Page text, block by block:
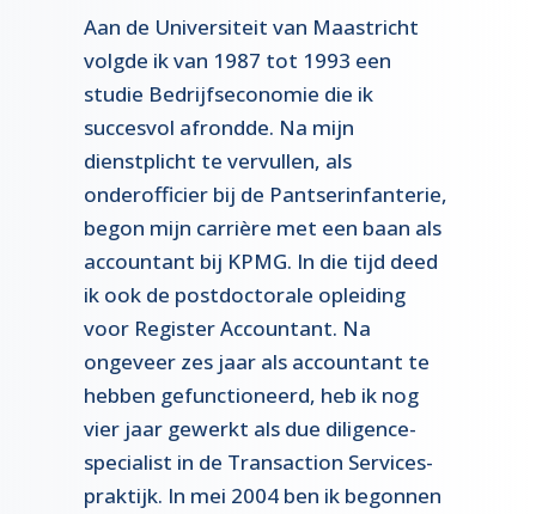
Aan de Universiteit van Maastricht
volgde ik van 1987 tot 1993 een
studie Bedrijfseconomie die ik
succesvol afrondde. Na mijn
dienstplicht te vervullen, als
onderofficier bij de Pantserinfanterie,
begon mijn carrière met een baan als
accountant bij KPMG. In die tijd deed
ik ook de postdoctorale opleiding
voor Register Accountant. Na
ongeveer zes jaar als accountant te
hebben gefunctioneerd, heb ik nog
vier jaar gewerkt als due diligence-
specialist in de Transaction Services-
praktijk. In mei 2004 ben ik begonnen